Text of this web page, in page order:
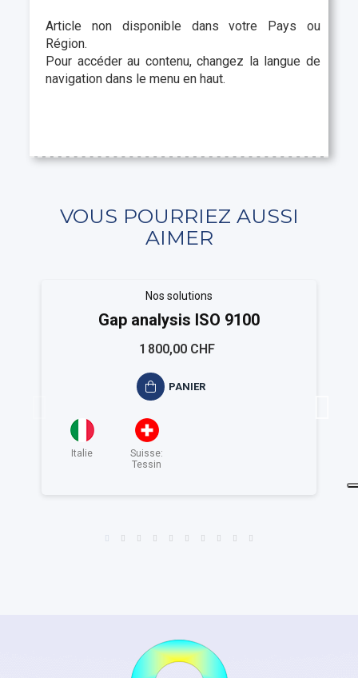
Article non disponible dans votre Pays ou
Région.
Pour accéder au contenu, changez la langue de
navigation dans le menu en haut.
VOUS POURRIEZ AUSSI
AIMER
Nos solutions
Gap analysis ISO 9100
1 800,00 CHF
PANIER
Italie
Suisse:
Tessin